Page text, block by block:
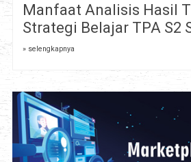
Manfaat Analisis Hasil
Strategi Belajar TPA S2
» selengkapnya